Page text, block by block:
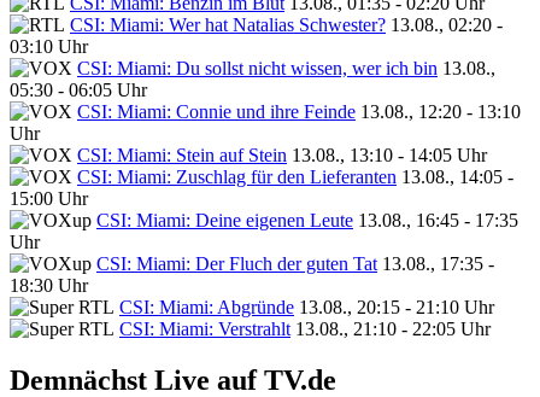
CSI: Miami: Wer hat Natalias Schwester? 13.08., 02:20 -
03:10 Uhr
CSI: Miami: Du sollst nicht wissen, wer ich bin 13.08.,
05:30 - 06:05 Uhr
CSI: Miami: Connie und ihre Feinde 13.08., 12:20 - 13:10
Uhr
CSI: Miami: Stein auf Stein 13.08., 13:10 - 14:05 Uhr
CSI: Miami: Zuschlag für den Lieferanten 13.08., 14:05 -
15:00 Uhr
CSI: Miami: Deine eigenen Leute 13.08., 16:45 - 17:35
Uhr
CSI: Miami: Der Fluch der guten Tat 13.08., 17:35 -
18:30 Uhr
CSI: Miami: Abgründe 13.08., 20:15 - 21:10 Uhr
CSI: Miami: Verstrahlt 13.08., 21:10 - 22:05 Uhr
Demnächst Live auf TV.de